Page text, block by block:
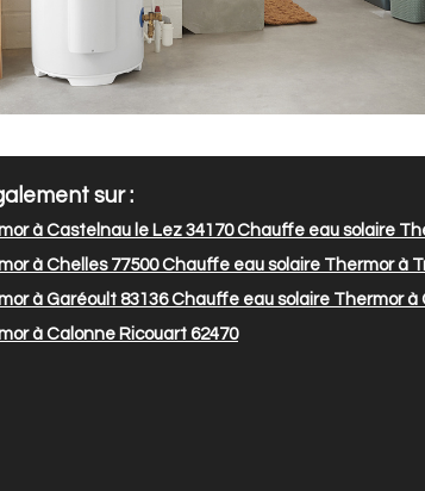
sur :
à Castelnau le Lez 34170Chauffe eau solaire
à Chelles 77500Chauffe eau solaire Thermor à
à Garéoult 83136Chauffe eau solaire Thermor à
à Calonne Ricouart 62470